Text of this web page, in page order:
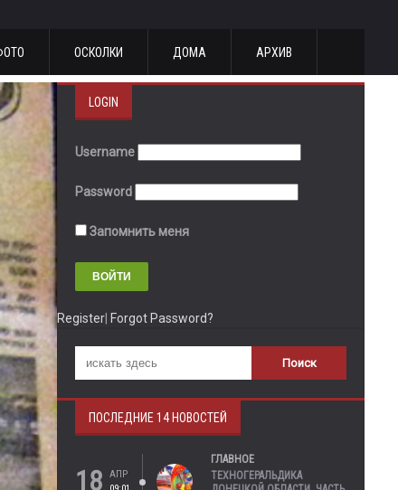
ОСКОЛКИ ДОМА АРХИВ
LOGIN
Username
Password
Запомнить меня
Register Forgot Password?
ПОСЛЕДНИЕ 14 НОВОСТЕЙ
18
АПР
ГЛАВНОЕ
ТЕХНОГЕРАЛЬДИКА